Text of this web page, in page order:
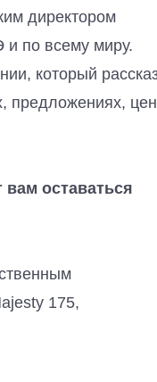
директором
и по всему миру.
который
предложениях,
оставаться
175,